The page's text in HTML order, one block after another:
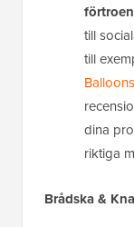
till
till
dina
riktiga
Brådska &